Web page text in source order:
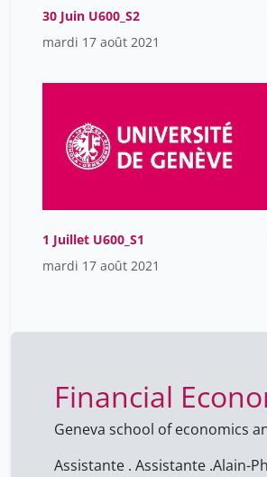
30 Juin U600_S2
mardi 17 août 2021
1 Juillet U600_S1
mardi 17 août 2021
Financial
Geneva school of economics
Assistante . Assistante .Alain-